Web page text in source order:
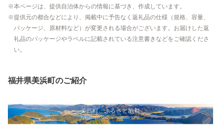
本ページは、提供自治体からの情報に基づき、作成しています。
提供元の都合などにより、掲載中に予告なく返礼品の仕様（規格、容量、
パッケージ、原材料など）が変更される場合がございます。お届けした返
礼品のパッケージやラベルに記載されている注意書きなどをご確認くださ
い。
福井県美浜町のご紹介